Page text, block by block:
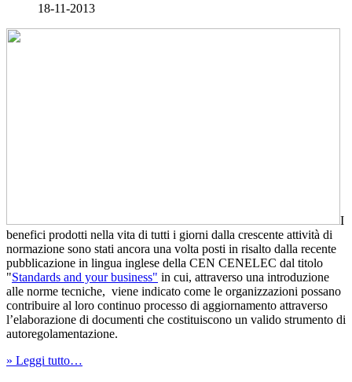
18-11-2013
I
benefici prodotti nella vita di tutti i giorni dalla crescente attività di
normazione sono stati ancora una volta posti in risalto dalla recente
pubblicazione in lingua inglese della CEN CENELEC dal titolo
"Standards and your business" in cui, attraverso una introduzione
alle norme tecniche, viene indicato come le organizzazioni possano
contribuire al loro continuo processo di aggiornamento attraverso
l’elaborazione di documenti che costituiscono un valido strumento di
autoregolamentazione.
» Leggi tutto…